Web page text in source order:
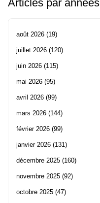
Articles par années
août 2026 (19)
juillet 2026 (120)
juin 2026 (115)
mai 2026 (95)
avril 2026 (99)
mars 2026 (144)
février 2026 (99)
janvier 2026 (131)
décembre 2025 (160)
novembre 2025 (92)
octobre 2025 (47)